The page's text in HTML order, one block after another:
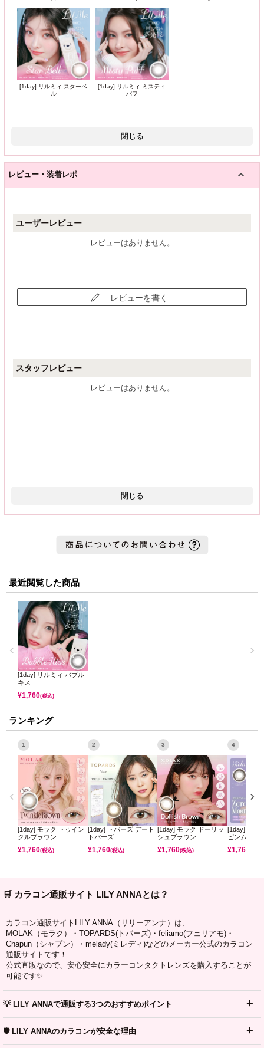
[1day] リルミィ スターベ
ル
[1day] リルミィ ミスティ
パフ
閉じる
レビュー・装着レポ
ユーザーレビュー
レビューはありません。
レビューを書く
スタッフレビュー
レビューはありません。
閉じる
最近閲覧した商品
[1day] リルミィ バブル
キス
¥1,760(税込)
ランキング
1
[1day] モラク トゥイン
クルブラウン
¥1,760(税込)
2
[1day] トパーズ デート
トパーズ
¥1,760(税込)
3
[1day] モラク ドーリッ
シュブラウン
¥1,760(税込)
4
[1day] ミレ
ピンムーン
¥1,760
🛒 カラコン通販サイト LILY ANNAとは？
カラコン通販サイトLILY ANNA（リリーアンナ）は、
MOLAK（モラク）・TOPARDS(トパーズ)・feliamo(フェリアモ)・
Chapun（シャプン）・melady(ミレディ)などのメーカー公式のカラコン
通販サイトです！
公式直販なので、安心安全にカラーコンタクトレンズを購入することが
可能です✨
💡 LILY ANNAで通販する3つのおすすめポイント
🛡️ LILY ANNAのカラコンが安全な理由